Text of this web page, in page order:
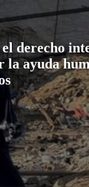
derecho
la ayuda